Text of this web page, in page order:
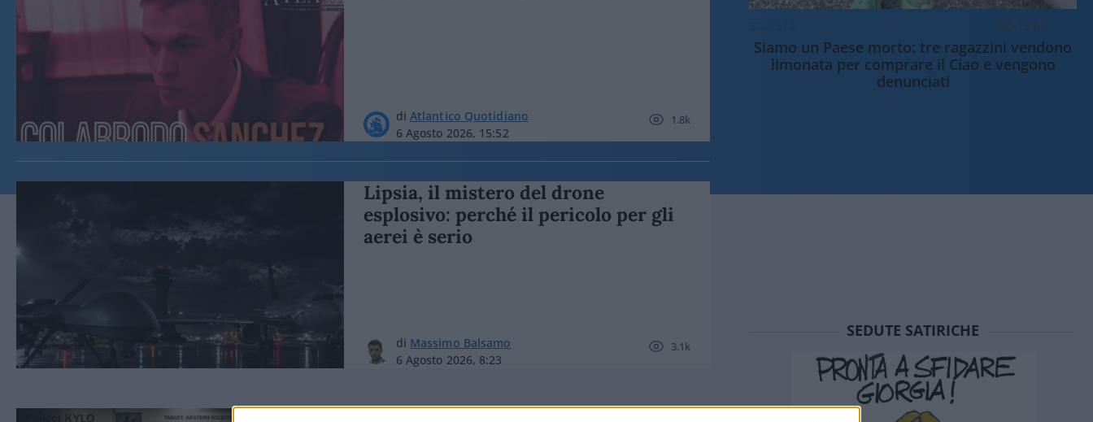
di Atlantico Quotidiano
6 Agosto 2026, 15:52
1.8k
Lipsia, il mistero del drone
esplosivo: perché il pericolo per gli
aerei è serio
di Massimo Balsamo
6 Agosto 2026, 8:23
3.1k
15.6k
Siamo un Paese morto: tre ragazzini vendono
limonata per comprare il Ciao e vengono
denunciati
SEDUTE SATIRICHE